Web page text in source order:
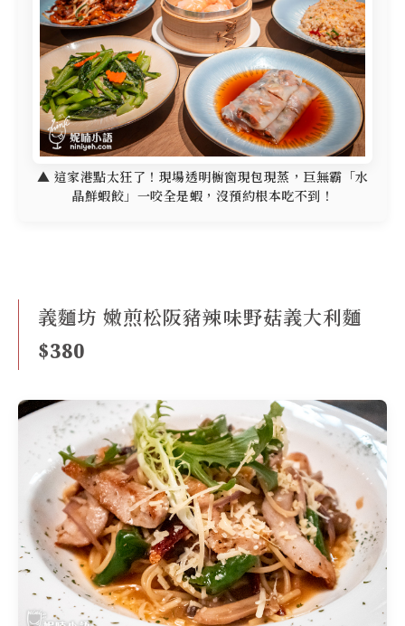
▲ 這家港點太狂了！現場透明櫥窗現包現蒸，巨無霸「水
晶鮮蝦餃」一咬全是蝦，沒預約根本吃不到！
義麵坊 嫩煎松阪豬辣味野菇義大利麵
$380